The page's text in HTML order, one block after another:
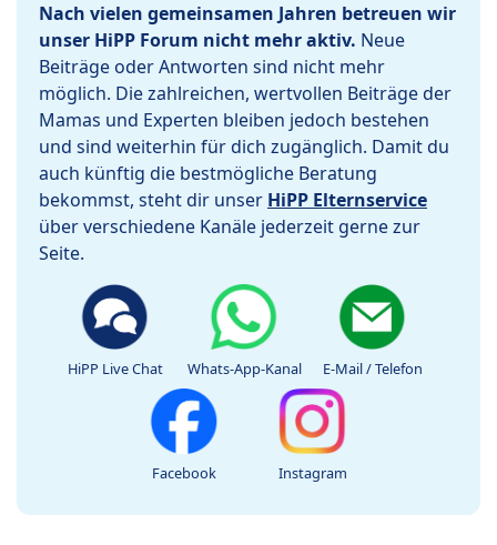
Nach vielen gemeinsamen Jahren betreuen wir
unser HiPP Forum nicht mehr aktiv. Neue
Beiträge oder Antworten sind nicht mehr
möglich. Die zahlreichen, wertvollen Beiträge der
Mamas und Experten bleiben jedoch bestehen
und sind weiterhin für dich zugänglich. Damit du
auch künftig die bestmögliche Beratung
bekommst, steht dir unser HiPP Elternservice
über verschiedene Kanäle jederzeit gerne zur
Seite.
HiPP Live Chat Whats-App-Kanal E-Mail / Telefon
Facebook Instagram